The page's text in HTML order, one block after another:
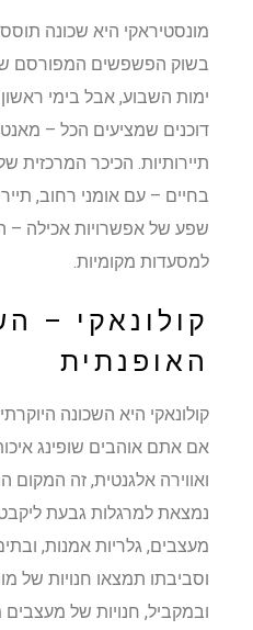
מונסטיראקי היא שכונה תוססת
בשוק הפשפשים המפורסם שלה.
ימות השבוע, אבל בימי ראשון
דוכנים שמציעים הכל –
תיירותיות. הכיכר המרכזית של
בחיים – עם אומני רחוב, תיירים
שפע של אפשרויות אכילה – החל
למסעדות מקומיות.
קולונאקי –
האופנתית
קולונאקי היא השכונה היוקרתית
אם אתם אוהבים שופינג איכותי,
ואווירה אלגנטית, זה המקום
נמצאת למרגלות גבעת ליקבטוס,
מעצבים, גלריות אמנות, ובתים
וסביבתו תמצאו חנויות של מותגי
ובמקביל, חנויות של מעצבים